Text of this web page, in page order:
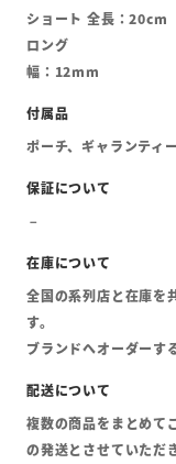
ショート 全長：20cm
ロング
幅：12mm
ポーチ、ギャランティ
全国の系列店と在庫を
す。
ブランドへオーダーす
複数の商品をまとめて
の発送とさせていただ